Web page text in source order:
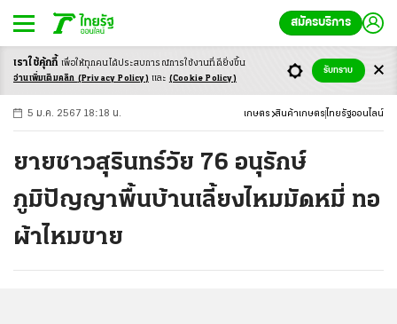
สมัครบริการ
-ก ก ก+
5 ม.ค. 2567 18:18 น. เกษตร สินค้าเกษตร ไทยรัฐออนไลน์
ยายชาวสุรินทร์วัย 76 อนุรักษ์
ภูมิปัญญาพื้นบ้านเลี้ยงไหมมัดหมี่ ทอ
ผ้าไหมขาย
เราใช้คุ้กกี้ เพื่อให้ทุกคนได้ประสบการณ์การใช้งานที่ดียิ่งขึ้น
อ่านเพิ่มเติมคลิก (Privacy Policy) และ (Cookie Policy)
รับทราบ